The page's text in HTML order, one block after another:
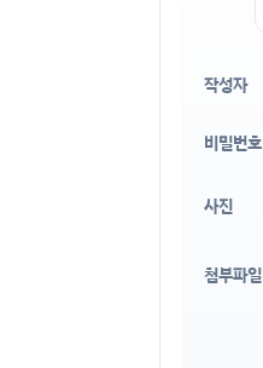
작성자
비밀번호
사진
첨부파일